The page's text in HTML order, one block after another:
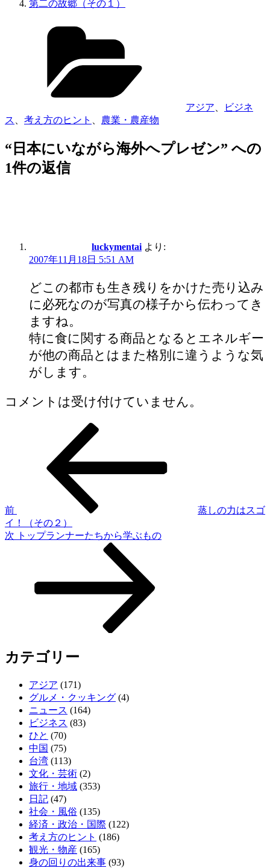
第二の故郷（その１）
アジア、
ビジネ
ス 、 考え方のヒント 、 農業・農産物
“日本にいながら海外へプレゼン” への
1件の返信
luckymentai より:
2007年11月18日 5:51 AM
どこの都市も生き残りをかけた売り込み
に必死なのが写真の様子から伝わってき
ますね。
特に食に関する商品となるとエネルギー
が他の商品とはまた格別に違うような気
がします。
コメントは受け付けていません。
前
蒸しの力はスゴ
イ！（その２）
次
トップランナーたちから学ぶもの
カテゴリー
アジア (171)
グルメ・クッキング (4)
ニュース (164)
ビジネス (83)
ひと (70)
中国 (75)
台湾 (113)
文化・芸術 (2)
旅行・地域 (353)
日記 (47)
社会・風俗 (135)
経済・政治・国際 (122)
考え方のヒント (186)
観光・物産 (165)
身の回りの出来事 (93)